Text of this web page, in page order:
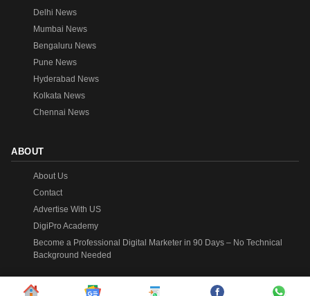
Delhi News
Mumbai News
Bengaluru News
Pune News
Hyderabad News
Kolkata News
Chennai News
ABOUT
About Us
Contact
Advertise With US
DigiPro Academy
Become a Professional Digital Marketer in 90 Days – No Technical
Background Needed